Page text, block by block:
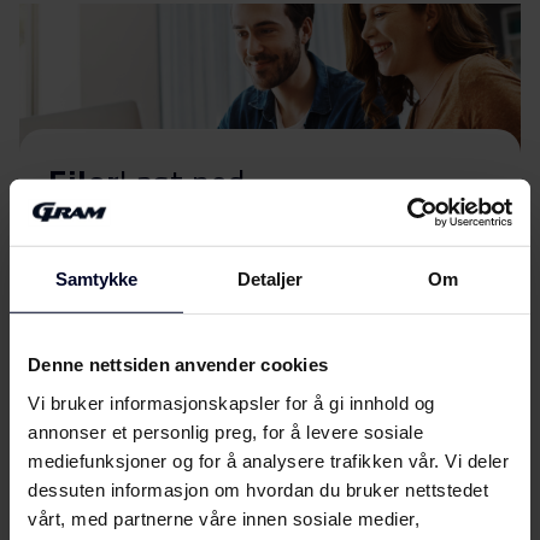
Samtykke Detaljer Om
Denne nettsiden anvender cookies
Vi bruker informasjonskapsler for å gi innhold og
annonser et personlig preg, for å levere sosiale
mediefunksjoner og for å analysere trafikken vår. Vi deler
dessuten informasjon om hvordan du bruker nettstedet
vårt, med partnerne våre innen sosiale medier,
FilerLast ned
Energimerke Last ned
Brukerveiledning
Sikkerhetsinformasjon og
advarsler (DK)
Last ned